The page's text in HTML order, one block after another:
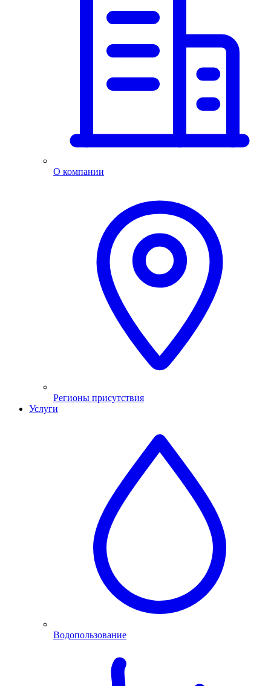
О компании
Регионы присутствия
Услуги
Водопользование